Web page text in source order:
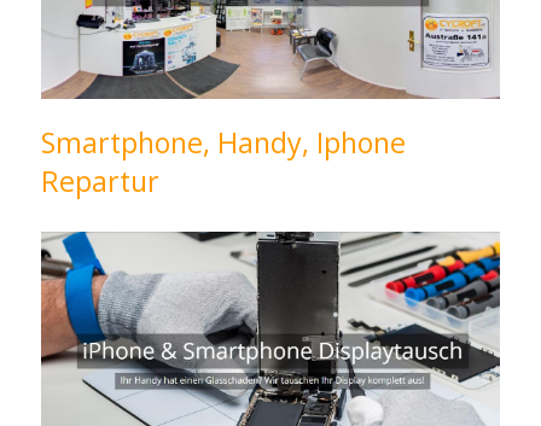
Smartphone, Handy, Iphone
Repartur